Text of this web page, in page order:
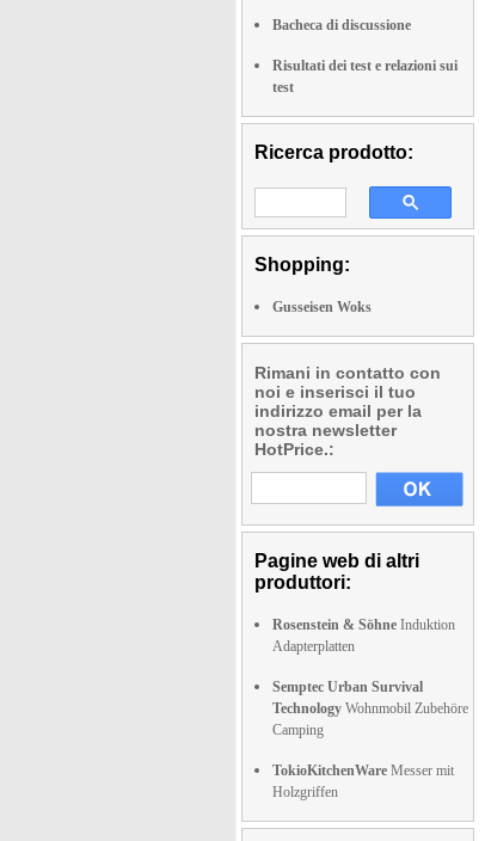
Bacheca di discussione
Risultati dei test e relazioni sui
test
Ricerca prodotto:
Shopping:
Gusseisen Woks
Rimani in contatto con
noi e inserisci il tuo
indirizzo email per la
nostra newsletter
HotPrice.:
Pagine web di altri
produttori:
Rosenstein & Söhne Induktion
Adapterplatten
Semptec Urban Survival
Technology Wohnmobil Zubehöre
Camping
TokioKitchenWare Messer mit
Holzgriffen